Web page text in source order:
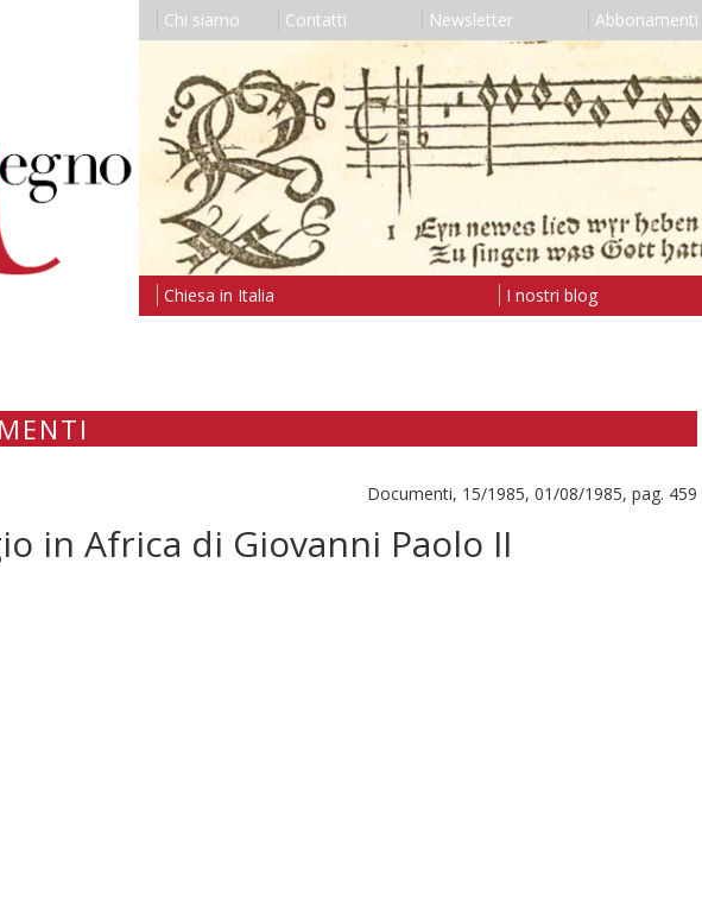
Chi siamo Contatti Newsletter Abbonamenti
Chiesa in Italia I nostri blog
Documenti, 15/1985, 01/08/1985, pag. 459
in Africa di Giovanni Paolo II